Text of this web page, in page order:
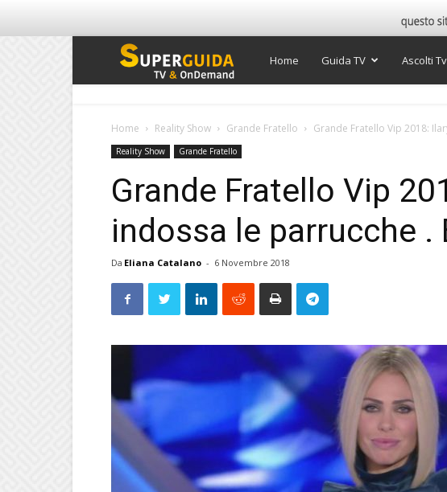
Super
Home Guida TV Ascolti Tv
Home Reality Show Grande Fratello Grande Fratello Vip 2018:
Reality Show Grande Fratello
Grande Fratello Vip
indossa le parrucche .
Da Eliana Catalano - 6 Novembre 2018